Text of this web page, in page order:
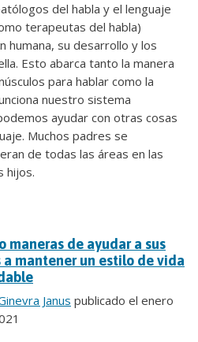
del habla y el lenguaje
terapeutas del habla)
humana, su desarrollo y los
Esto abarca tanto la manera
para hablar como la
nuestro sistema
ayudar con otras cosas
Muchos padres se
de todas las áreas en las
hijos.
maneras de ayudar a sus
a mantener un estilo de vida
Janus publicado el enero